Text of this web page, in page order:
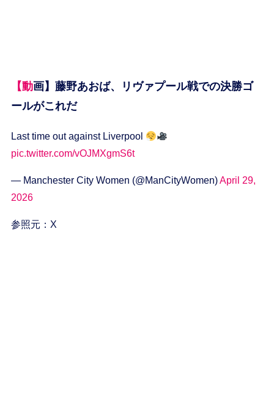
【動画】藤野あおば、リヴァプール戦での決勝ゴ
ールがこれだ
Last time out against Liverpool
pic.twitter.com/vOJMXgmS6t
— Manchester City Women (@ManCityWomen)April 29,
2026
参照元：X